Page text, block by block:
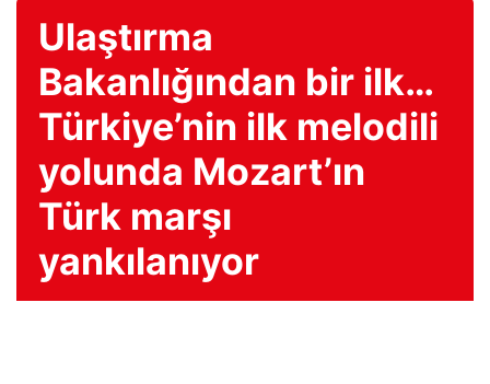
Ulaştırma
Bakanlığından bir ilk…
Türkiye’nin ilk melodili
yolunda Mozart’ın
Türk marşı
yankılanıyor